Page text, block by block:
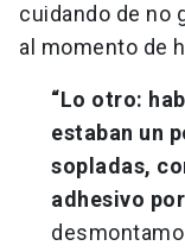
cuidando de no
al momento de
“Lo otro:
estaban un
sopladas,
adhesivo